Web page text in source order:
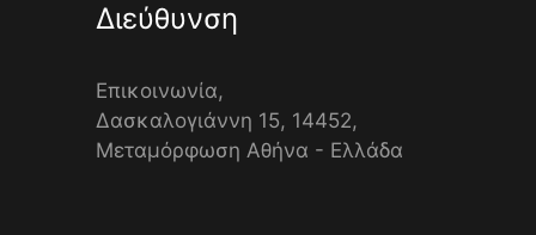
Διεύθυνση
Επικοινωνία,
Δασκαλογιάννη 15, 14452,
Μεταμόρφωση Αθήνα - Ελλάδα